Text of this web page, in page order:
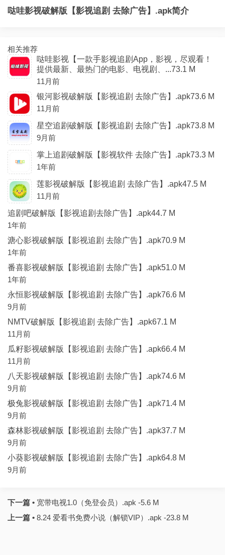
哒哇影视破解版【影视追剧 去除广告】.apk简介
相关推荐
哒哇影视【一款手影视追剧App，影视，尽观看！
提供最新、最热门的电影、电视剧、...73.1 M
11月前
银河影视破解版【影视追剧 去除广告】.apk73.6 M
11月前
星空追剧破解版【影视追剧 去除广告】.apk73.8 M
9月前
掌上追剧破解版【影视软件 去除广告】.apk73.3 M
1年前
莲影视破解版【影视追剧 去除广告】.apk47.5 M
11月前
追剧吧破解版【影视追剧去除广告】.apk44.7 M
1年前
溏心影视破解版【影视追剧 去除广告】.apk70.9 M
1年前
番喜影视破解版【影视追剧 去除广告】.apk51.0 M
1年前
永恒影视破解版【影视追剧 去除广告】.apk76.6 M
9月前
NMTV破解版【影视追剧 去除广告】.apk67.1 M
11月前
瓜籽影视破解版【影视追剧 去除广告】.apk66.4 M
11月前
八天影视破解版【影视追剧 去除广告】.apk74.6 M
9月前
极兔影视破解版【影视追剧 去除广告】.apk71.4 M
9月前
森林影视破解版【影视追剧 去除广告】.apk37.7 M
9月前
小葵影视破解版【影视追剧 去除广告】.apk64.8 M
9月前
下一篇 • 宽带电视1.0（免登会员）.apk -5.6 M
上一篇 • 8.24 爱看书免费小说（解锁VIP）.apk -23.8 M